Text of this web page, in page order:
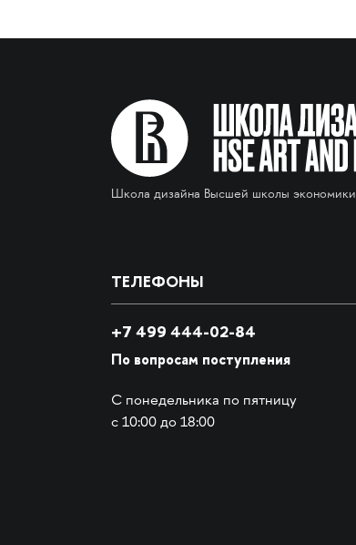
Школа дизайна Высшей школы экономики
ТЕЛЕФОНЫ
+7 499 444-02-84
По вопросам поступления
С понедельника по пятницу
с 10:00 до 18:00